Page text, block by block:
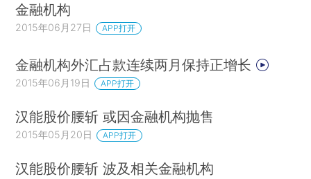
金融机构
2015年06月27日 APP打开
金融机构外汇占款连续两月保持正增长
2015年06月19日 APP打开
汉能股价腰斩 或因金融机构抛售
2015年05月20日 APP打开
汉能股价腰斩 波及相关金融机构